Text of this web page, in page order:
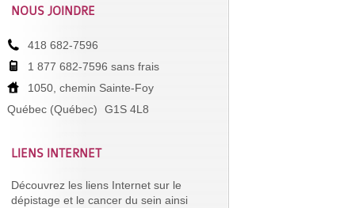
NOUS JOINDRE
418 682-7596
1 877 682-7596 sans frais
1050, chemin Sainte-Foy
Québec (Québec)
G1S 4L8
LIENS INTERNET
Découvrez les liens Internet sur le
dépistage et le cancer du sein ainsi